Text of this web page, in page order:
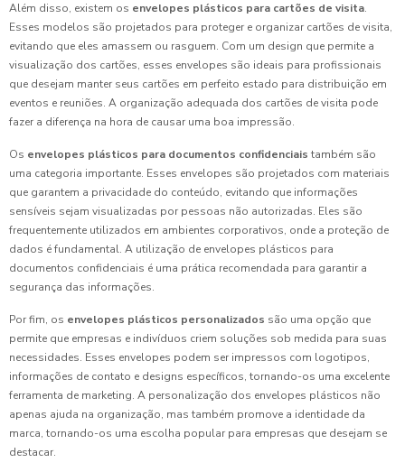
Além disso, existem os envelopes plásticos para cartões de visita.
Esses modelos são projetados para proteger e organizar cartões de visita,
evitando que eles amassem ou rasguem. Com um design que permite a
visualização dos cartões, esses envelopes são ideais para profissionais
que desejam manter seus cartões em perfeito estado para distribuição em
eventos e reuniões. A organização adequada dos cartões de visita pode
fazer a diferença na hora de causar uma boa impressão.
Os envelopes plásticos para documentos confidenciais também são
uma categoria importante. Esses envelopes são projetados com materiais
que garantem a privacidade do conteúdo, evitando que informações
sensíveis sejam visualizadas por pessoas não autorizadas. Eles são
frequentemente utilizados em ambientes corporativos, onde a proteção de
dados é fundamental. A utilização de envelopes plásticos para
documentos confidenciais é uma prática recomendada para garantir a
segurança das informações.
Por fim, os envelopes plásticos personalizados são uma opção que
permite que empresas e indivíduos criem soluções sob medida para suas
necessidades. Esses envelopes podem ser impressos com logotipos,
informações de contato e designs específicos, tornando-os uma excelente
ferramenta de marketing. A personalização dos envelopes plásticos não
apenas ajuda na organização, mas também promove a identidade da
marca, tornando-os uma escolha popular para empresas que desejam se
destacar.